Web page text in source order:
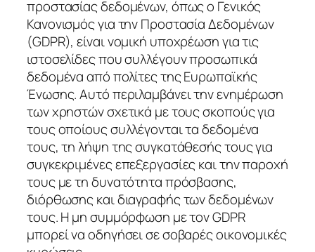
προστασίας δεδομένων, όπως ο Γενικός
Κανονισμός για την Προστασία Δεδομένων
(GDPR), είναι νομική υποχρέωση για τις
ιστοσελίδες που συλλέγουν προσωπικά
δεδομένα από πολίτες της Ευρωπαϊκής
Ένωσης. Αυτό περιλαμβάνει την ενημέρωση
των χρηστών σχετικά με τους σκοπούς για
τους οποίους συλλέγονται τα δεδομένα
τους, τη λήψη της συγκατάθεσής τους για
συγκεκριμένες επεξεργασίες και την παροχή
τους με τη δυνατότητα πρόσβασης,
διόρθωσης και διαγραφής των δεδομένων
τους. Η μη συμμόρφωση με τον GDPR
μπορεί να οδηγήσει σε σοβαρές οικονομικές